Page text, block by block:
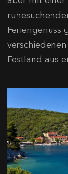
Feriengenuss
Festland aus